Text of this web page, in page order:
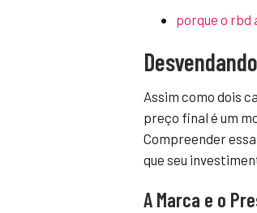
porque o rbd
Assim como dois
preço final é um
Compreender
que seu
A Marca e o